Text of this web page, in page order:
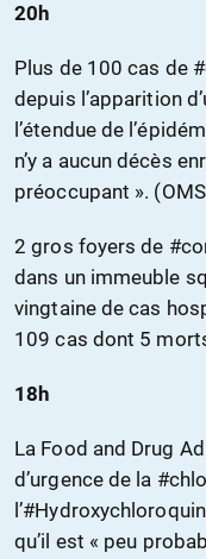
20h
Plus de 100 cas de
depuis l’apparition
l’étendue de
n’y a aucun décès
préoccupant ».
2 gros foyers de
dans un immeuble
vingtaine de cas
109 cas dont 5
18h
La Food and Drug
d’urgence de la
qu’il est « peu